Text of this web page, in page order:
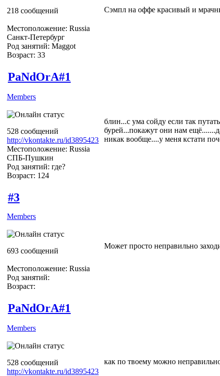
218 сообщений
Местоположение: Russia
Санкт-Петербург
Род занятий: Maggot
Возраст: 33
Сэмпл на оффе красивый и
PaNdOrA#1
Members
528 сообщений
http://vkontakte.ru/id3895423
Местоположение: Russia
СПБ-Пушкин
Род занятий: где?
Возраст: 124
блин...с ума сойду если так
бурей...покажут они нам
никак вообще....у меня кстати
#3
Members
693 сообщений
Местоположение: Russia
Род занятий:
Возраст:
Может просто неправильно
PaNdOrA#1
Members
528 сообщений
http://vkontakte.ru/id3895423
как по твоему можно